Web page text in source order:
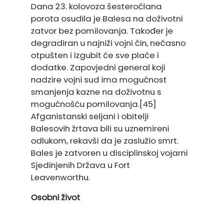
Dana 23. kolovoza šesteročlana
porota osudila je Balesa na doživotni
zatvor bez pomilovanja. Također je
degradiran u najniži vojni čin, nečasno
otpušten i izgubit će sve plaće i
dodatke. Zapovjedni general koji
nadzire vojni sud ima mogućnost
smanjenja kazne na doživotnu s
mogućnošću pomilovanja.[45]
Afganistanski seljani i obitelji
Balesovih žrtava bili su uznemireni
odlukom, rekavši da je zaslužio smrt.
Bales je zatvoren u disciplinskoj vojarni
Sjedinjenih Država u Fort
Leavenworthu.
Osobni život